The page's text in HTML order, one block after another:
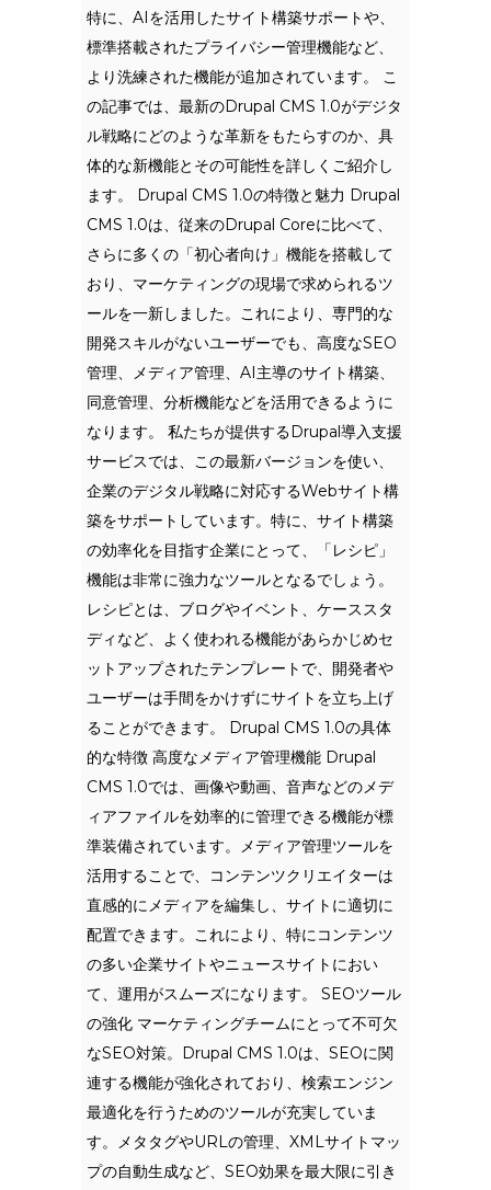
特に、AIを活用したサイト構築サポートや、
標準搭載されたプライバシー管理機能など、
より洗練された機能が追加されています。 こ
の記事では、最新のDrupal CMS 1.0がデジタ
ル戦略にどのような革新をもたらすのか、具
体的な新機能とその可能性を詳しくご紹介し
ます。 Drupal CMS 1.0の特徴と魅力 Drupal
CMS 1.0は、従来のDrupal Coreに比べて、
さらに多くの「初心者向け」機能を搭載して
おり、マーケティングの現場で求められるツ
ールを一新しました。これにより、専門的な
開発スキルがないユーザーでも、高度なSEO
管理、メディア管理、AI主導のサイト構築、
同意管理、分析機能などを活用できるように
なります。 私たちが提供するDrupal導入支援
サービスでは、この最新バージョンを使い、
企業のデジタル戦略に対応するWebサイト構
築をサポートしています。特に、サイト構築
の効率化を目指す企業にとって、「レシピ」
機能は非常に強力なツールとなるでしょう。
レシピとは、ブログやイベント、ケーススタ
ディなど、よく使われる機能があらかじめセ
ットアップされたテンプレートで、開発者や
ユーザーは手間をかけずにサイトを立ち上げ
ることができます。 Drupal CMS 1.0の具体
的な特徴 高度なメディア管理機能 Drupal
CMS 1.0では、画像や動画、音声などのメデ
ィアファイルを効率的に管理できる機能が標
準装備されています。メディア管理ツールを
活用することで、コンテンツクリエイターは
直感的にメディアを編集し、サイトに適切に
配置できます。これにより、特にコンテンツ
の多い企業サイトやニュースサイトにおい
て、運用がスムーズになります。 SEOツール
の強化 マーケティングチームにとって不可欠
なSEO対策。Drupal CMS 1.0は、SEOに関
連する機能が強化されており、検索エンジン
最適化を行うためのツールが充実していま
す。メタタグやURLの管理、XMLサイトマッ
プの自動生成など、SEO効果を最大限に引き